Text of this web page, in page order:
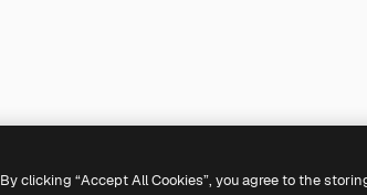
By clicking “Accept All Cookies”, you agree to the